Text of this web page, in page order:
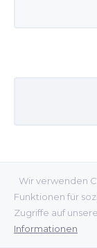
Wir verwenden
Funktionen für
Zugriffe auf
Informationen